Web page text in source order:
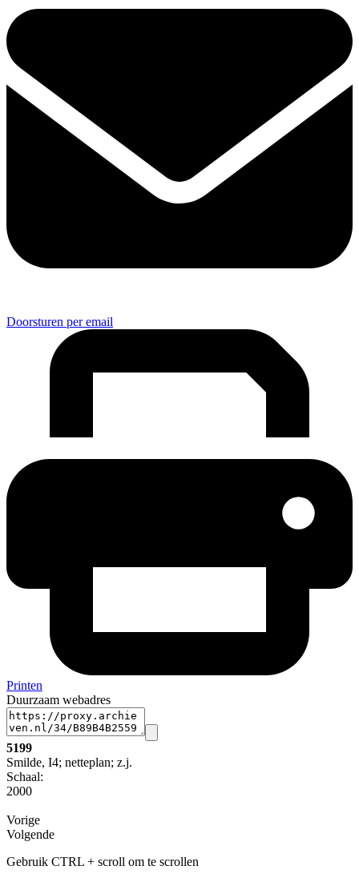
Doorsturen per email
Printen
Duurzaam webadres
5199
Smilde, I4; netteplan; z.j.
Schaal:
2000
Vorige
Volgende
Gebruik CTRL + scroll om te scrollen